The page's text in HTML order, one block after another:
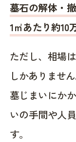
墓石の解体・
1㎡あたり約10
ただし、相場
しかありません
墓じまいにか
いの手間や人
す。